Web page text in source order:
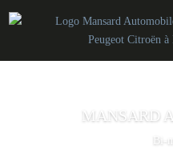
MANSARD
Bi-